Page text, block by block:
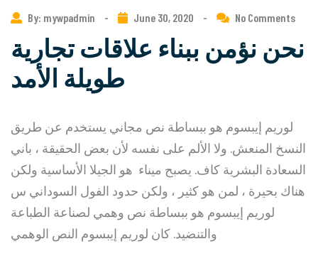
By: mywpadmin - June 30, 2020 - No Comments
نحن نؤمن ببناء علاقات تجارية
طويلة الأمد
لوريم إيبسوم هو ببساطة نص مجاني يستخدم عن طريق
النسخ المنعش. ولا الألم على نفسه لأن بعض الحقيقة ، باني
السعادة البشرية كاف. يصبح ميناء هو الجيلا الأساسية ولكن
هناك بحيرة ، لمن هو كثير ، ولكن حدود الفول السوداني س
لوريم إيبسوم هو ببساطة نص وهمي لصناعة الطباعة
والتنضيد. كان لوريم إيبسوم النص الوهمي